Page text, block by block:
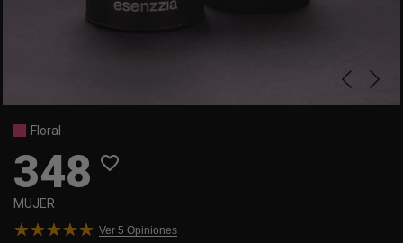
Floral
348 favorite_border
MUJER
Ver 5 Opiniones